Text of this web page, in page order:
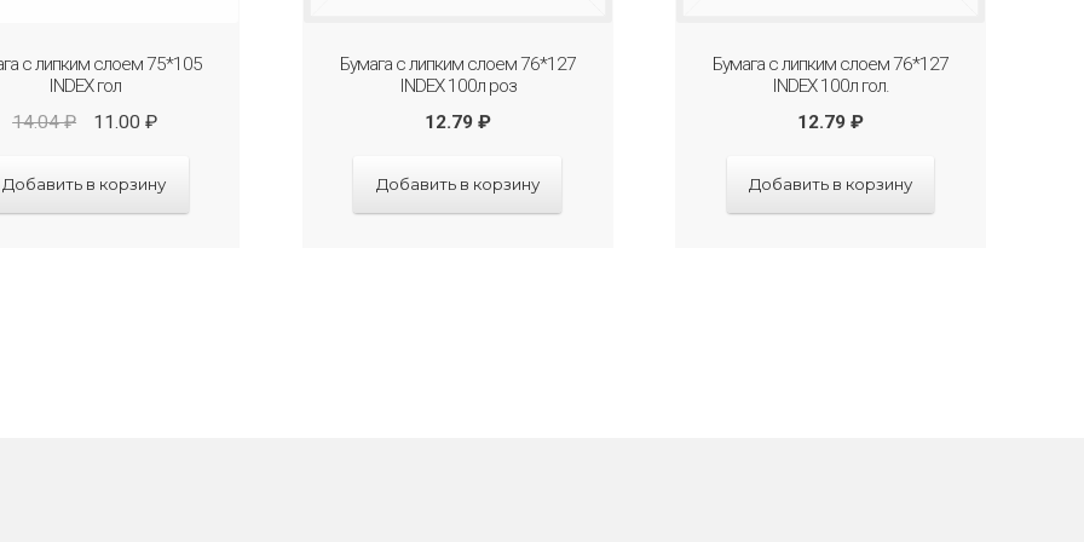
с липким слоем 75*105
INDEX гол
14.04₽ 11.00 ₽
Добавить в корзину
Бумага с липким слоем 76*127
INDEX 100л роз
12.79 ₽
Добавить в корзину
Бумага с липким слоем 76*127
INDEX 100л гол.
12.79 ₽
Добавить в корзину